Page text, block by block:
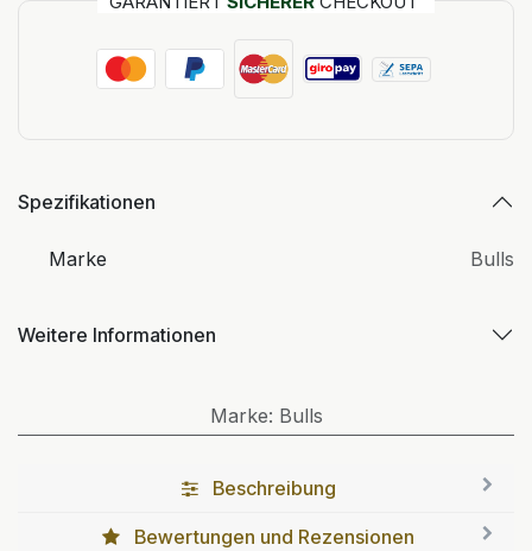
Spezifikationen
Marke Bulls
Weitere Informationen
Marke: Bulls
Beschreibung
Bewertungen und Rezensionen